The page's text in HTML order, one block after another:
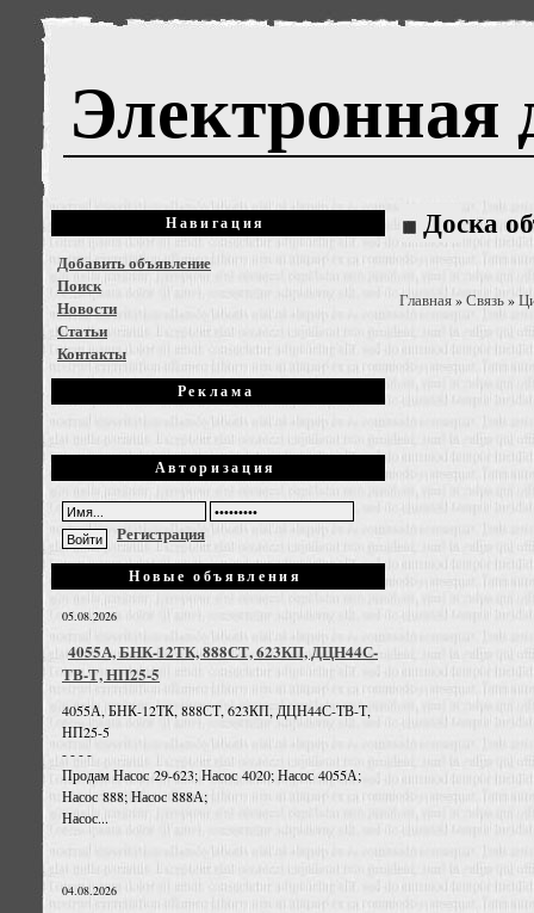
Электронная
Навигация
Добавить объявление
Поиск
Новости
Статьи
Контакты
Реклама
Авторизация
Регистрация
Новые объявления
05.08.2026
4055А, БНК-12ТК, 888СТ, 623КП, ДЦН44С-
ТВ-Т, НП25-5
4055А, БНК-12ТК, 888СТ, 623КП, ДЦН44С-ТВ-Т,
НП25-5
- - - -
Продам Насос 29-623; Насос 4020; Насос 4055А;
Насос 888; Насос 888А;
Насос...
04.08.2026
Доска
Главная»Связь»